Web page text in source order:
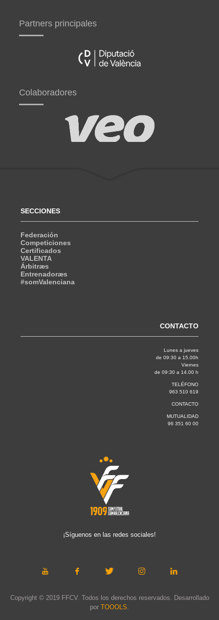
Partners principales
Colaboradores
SECCIONES
Federación
Competiciones
Certificados
VALENTA
Árbitræs
Entrenadoræs
#somValenciana
CONTACTO
Lunes a jueves
de 09:30 a 15.00h
Viernes
de 09:30 a 14.00 h
TELÉFONO
963 510 619
CONTACTO
MUTUALIDAD
96 351 60 00
¡Síguenos en las redes sociales!
Copyright © 2019 FFCV. Todos los derechos reservados. Desarrollado
por TOOOLS.